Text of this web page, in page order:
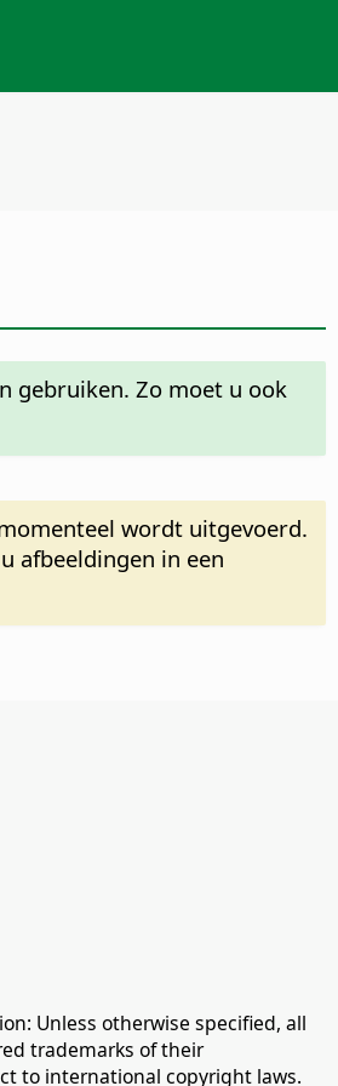
gebruiken. Zo moet u ook
wordt uitgevoerd.
afbeeldingen in een
Unless otherwise specified, all
trademarks of their
to international copyright laws.